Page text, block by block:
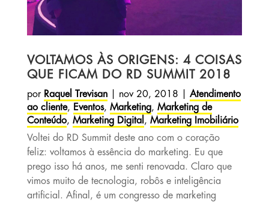
VOLTAMOS ÀS ORIGENS: 4 COISAS
QUE FICAM DO RD SUMMIT 2018
por Raquel Trevisan| nov 20, 2018
Atendimento
ao cliente, Eventos, Marketing, Marketing de
Conteúdo, Marketing Digital , Marketing Imobiliário
Voltei do RD Summit deste ano com o coração
feliz: voltamos à essência do marketing. Eu que
prego isso há anos, me senti renovada. Claro que
vimos muito de tecnologia, robôs e inteligência
artificial. Afinal, é um congresso de marketing